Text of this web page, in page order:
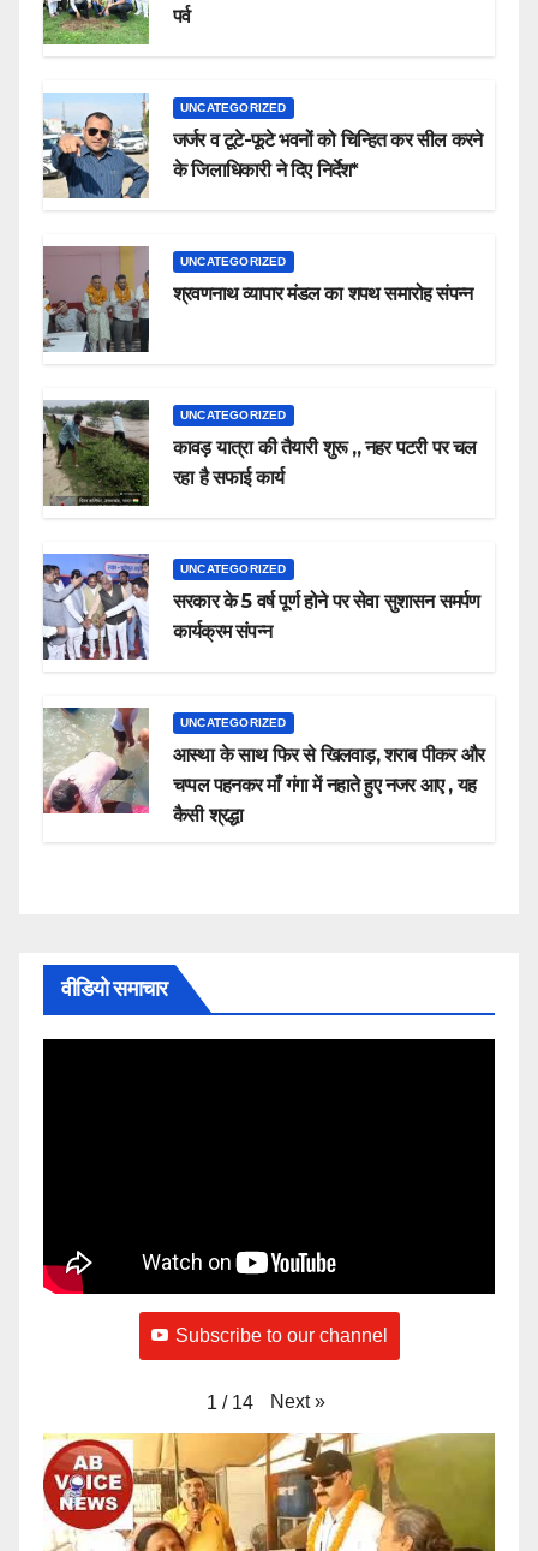
पर्व
UNCATEGORIZED
जर्जर व टूटे-फूटे भवनों को चिन्हित कर सील करने
के जिलाधिकारी ने दिए निर्देश*
UNCATEGORIZED
श्रवणनाथ व्यापार मंडल का शपथ समारोह संपन्न
UNCATEGORIZED
कावड़ यात्रा की तैयारी शुरू ,, नहर पटरी पर चल
रहा है सफाई कार्य
UNCATEGORIZED
सरकार के 5 वर्ष पूर्ण होने पर सेवा सुशासन समर्पण
कार्यक्रम संपन्न
UNCATEGORIZED
आस्था के साथ फिर से खिलवाड़, शराब पीकर और
चप्पल पहनकर माँ गंगा में नहाते हुए नजर आए , यह
कैसी श्रद्धा
वीडियो समाचार
Subscribe to our channel
1 / 14 Next »